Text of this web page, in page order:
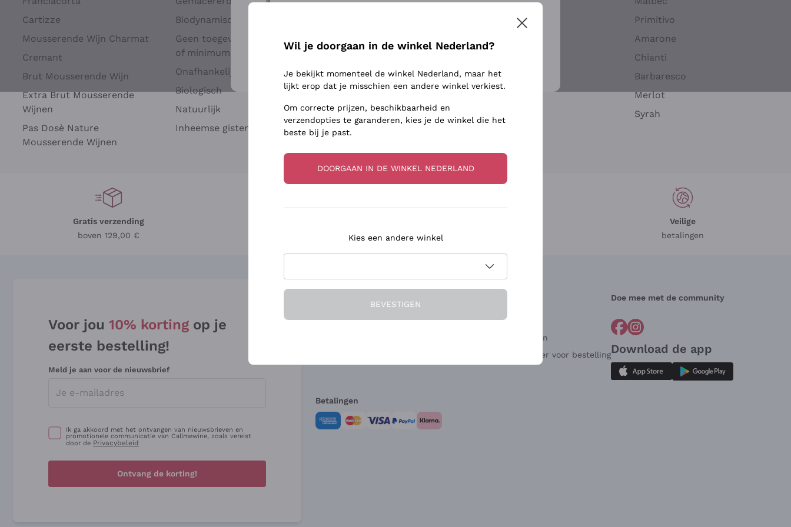
Cartizze
Mousserende Wijn Charmat
Cremant
Brut Mousserende Wijn
Extra Brut Mousserende
Wijnen
Pas Dosè Nature
Mousserende Wijnen
Biodynamisch
Geen toegevoegde sulfieten
of minimum
Onafhankelijke Wijnbouwers
Biologisch
Natuurlijk
Inheemse gisten
Argiolas
Ca' dei Frati
Chardonnay
Sauvignon
Primitivo
Amarone
Chianti
Barbaresco
Merlot
Syrah
Gratis verzending
boven 129,00 €
Veilige
betalingen
Voor jou 10% korting op je
eerste bestelling!
Meld je aan voor de nieuwsbrief
Ik ga akkoord met het ontvangen van nieuwsbrieven en
promotionele communicatie van Callmewine, zoals vereist
door de Privacybeleid
Ontvang de korting!
Over ons
Klantenservice
Verkoopvoorwaarden
Herroepingsformulier voor bestelling
Doe mee met de community
Download de app
Betalingen
Voor meer informatie, lees onzePrivacybeleid
Wil je doorgaan in de winkel Nederland?
Je bekijkt momenteel de winkel Nederland, maar het
lijkt erop dat je misschien een andere winkel verkiest.
Om correcte prijzen, beschikbaarheid en
verzendopties te garanderen, kies je de winkel die het
beste bij je past.
DOORGAAN IN DE WINKEL NEDERLAND
Kies een andere winkel
BEVESTIGEN